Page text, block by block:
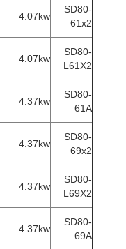
SD80-
61x2
4.07kw
SD80-
L61X2
4.07kw
SD80-
61A
4.37kw
SD80-
69x2
4.37kw
SD80-
L69X2
4.37kw
SD80-
69A
4.37kw